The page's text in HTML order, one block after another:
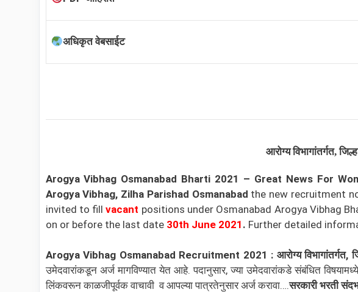
अधिकृत वेबसाईट
आरोग्य विभागांतर्गत,
Arogya Vibhag Osmanabad Bharti 2021 – Great News For
Arogya Vibhag, Zilha Parishad Osmanabad the new recruitment
invited to fill vacant positions under Osmanabad Arogya Vibhag
on or before the last date 30th June 2021 . Further detailed
Arogya Vibhag Osmanabad Recruitment 2021 : आरोग्य विभागांतर्गत,
उमेदवारांकडून अर्ज मागविण्यात येत आहे. पदानुसार, ज्या उमेदवारांकडे संबंधित
लिंकवरून काळजीपूर्वक वाचावी व आपल्या पात्रतेनुसार अर्ज करावा….सरकारी भरती